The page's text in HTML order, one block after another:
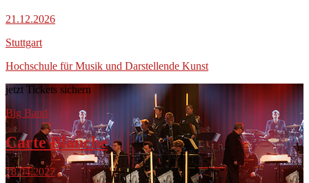
21.12.2026
Stuttgart
Hochschule für Musik und Darstellende Kunst
jetzt Tickets sichern
Big Band
Carte Blanche
18.04.2027